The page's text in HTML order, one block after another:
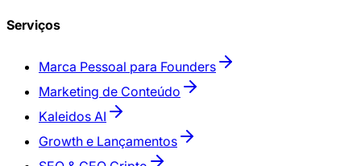
Serviços
Marca Pessoal para Founders
Marketing de Conteúdo
Kaleidos AI
Growth e Lançamentos